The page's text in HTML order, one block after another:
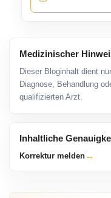
Medizinischer
Dieser Bloginhalt dient
Diagnose, Behandlung
qualifizierten Arzt.
Inhaltliche
Korrektur melden →